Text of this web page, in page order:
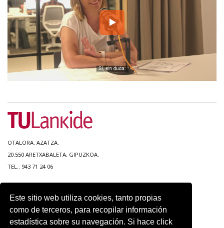
Este sitio web utiliza cookies, tanto propias
como de terceros, para recopilar información
estadística sobre su navegación. Si hace click
OTALORA. AZATZA.
20.550 ARETXABALETA, GIPUZKOA.
TEL.: 943 71 24 06
ACCESIBILIDAD
CONTACTO
AVISO LEGAL